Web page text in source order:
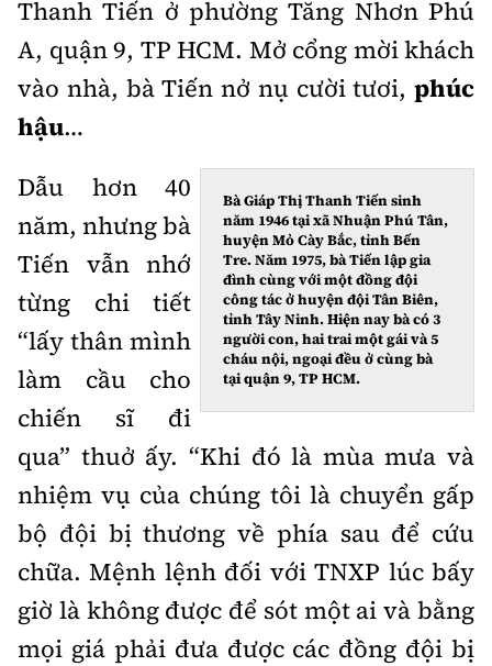
Nhà thầu
Mời thầu - Đấu thầu
Thi viết về GTVT
Gương sáng giao thông
Âm nhạc
Hậu trường sao
360 độ thể thao
Sản phẩm mới
Thế giới
Thời sự Quốc tế
Hồ sơ tài liệu
Thế giới giao thông
Thế giới xây dựng
Đi ++
Du lịch
Khám phá
Lối sống
Ẩm thực
Video
Thời sự
Khám phá
Camera giao thông
Câu chuyện giao thông
Giải trí - Thể thao
Cơ quan chủ quản: Bộ Xây dựng
Giấy phép số: 03/GP-BVHTTDL, cấp ngày 1/4/2025.
Tòa soạn: Số 2 Nguyễn Công Hoan, phường Giảng Võ,
Hà Nội.
Tổng biên tập:Nguyễn Thị Hồng Nga
Phó Tổng biên tập:Nguyễn Sơn Tùng,
Nguyễn Đức Thắng, La Đức Hùng
Hotline:
0901 514 799
Quảng cáo và Phát hành:
0915 057 282
Thanh Tiến ở phường Tăng Nhơn Phú
A, quận 9, TP HCM. Mở cổng mời khách
vào nhà, bà Tiến nở nụ cười tươi, phúc
hậu…
Bà Giáp Thị Thanh Tiến sinh
năm 1946 tại xã Nhuận Phú Tân,
huyện Mỏ Cày Bắc, tỉnh Bến
Tre. Năm 1975, bà Tiến lập gia
đình cùng với một đồng đội
công tác ở huyện đội Tân Biên,
tỉnh Tây Ninh. Hiện nay bà có 3
người con, hai trai một gái và 5
cháu nội, ngoại đều ở cùng bà
tại quận 9, TP HCM.
Dẫu hơn 40
năm, nhưng bà
Tiến vẫn nhớ
từng chi tiết
“lấy thân mình
làm cầu cho
chiến sĩ đi
qua” thuở ấy. “Khi đó là mùa mưa và
nhiệm vụ của chúng tôi là chuyển gấp
bộ đội bị thương về phía sau để cứu
chữa. Mệnh lệnh đối với TNXP lúc bấy
giờ là không được để sót một ai và bằng
mọi giá phải đưa được các đồng đội bị